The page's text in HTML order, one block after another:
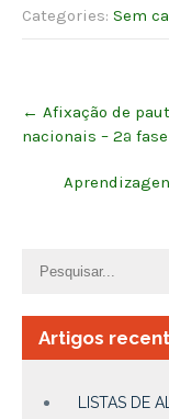
Categories: Sem
navigation
← Afixação de
nacionais – 2ª fase
Artigos
LISTAS DE